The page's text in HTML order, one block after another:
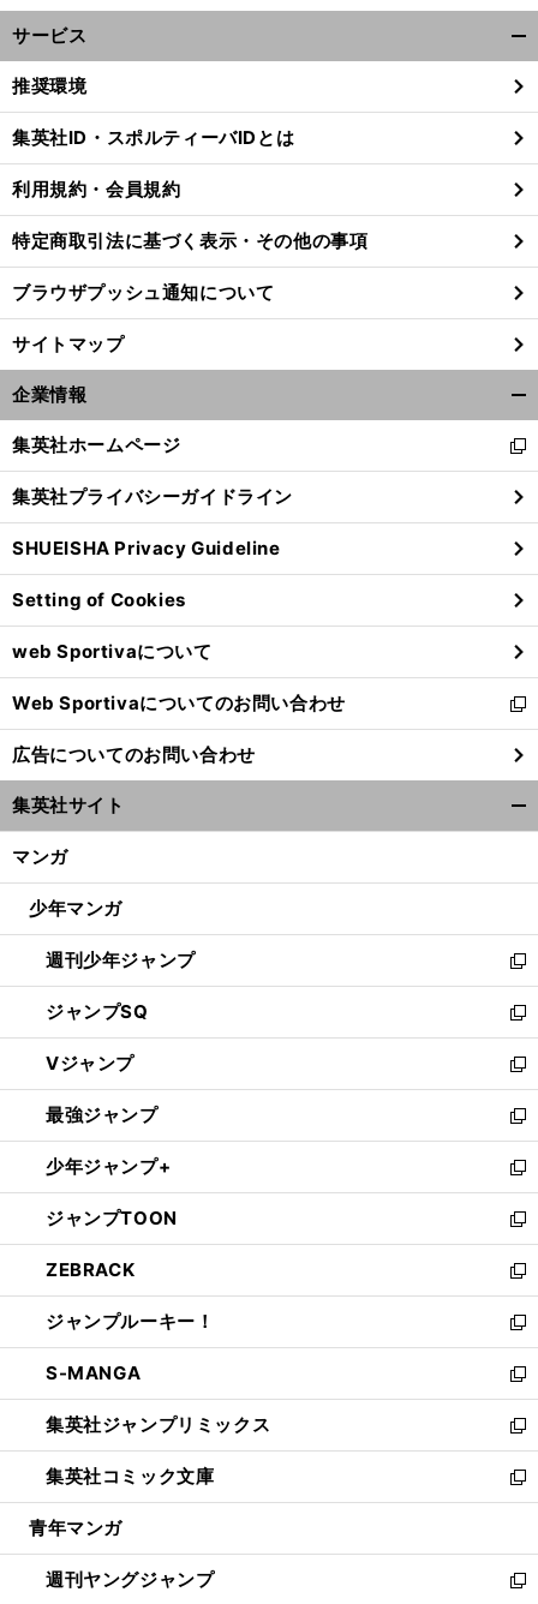
サービス
閉
る
推奨環境
集英社ID・スポルティーバIDとは
利用規約・会員規約
特定商取引法に基づく表示・その他の事項
ブラウザプッシュ通知について
サイトマップ
企業情報
閉
る
集英社ホームページ
新
し
い
ウ
ィ
ン
ド
ウ
で
開
く
集英社プライバシーガイドライン
SHUEISHA Privacy Guideline
Setting of Cookies
web Sportivaについて
Web Sportivaについてのお問い合わせ
新
し
い
ウ
ィ
ン
ウ
開
く
広告についてのお問い合わせ
集英社サイト
マンガ
少年マンガ
週刊少年ジャンプ
新
し
い
ウ
ィ
ン
ド
ウ
で
開
く
ジャンプSQ
新
し
い
ウ
ィ
ン
ド
ウ
で
開
く
Vジャンプ
新
し
い
ウ
ィ
ン
ド
ウ
で
開
く
最強ジャンプ
新
し
い
ウ
ィ
ン
ド
ウ
で
開
く
少年ジャンプ+
新
し
い
ウ
ィ
ン
ド
ウ
で
開
く
ジャンプTOON
新
し
い
ウ
ィ
ン
ド
ウ
で
開
く
ZEBRACK
新
し
い
ウ
ィ
ン
ド
ウ
で
開
ジャンプルーキー！
新
し
い
ウ
ィ
ン
ド
ウ
開
く
S-MANGA
新
し
い
ウ
ィ
ン
ウ
で
集英社ジャンプリミックス
新
し
い
ウ
ン
ド
集英社コミック文庫
新
し
ウ
ィ
青年マンガ
週刊ヤングジャンプ
新